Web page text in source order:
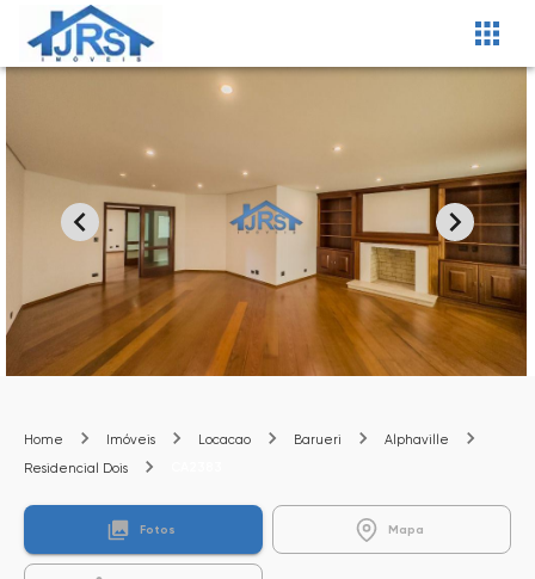
Home Imóveis Locacao Barueri
Alphaville
Residencial Dois
Fotos Mapa